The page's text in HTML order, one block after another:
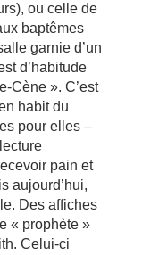
ou celle de
baptêmes
garnie d’un
d’habitude
Cène ». C’est
habit du
pour elles –
pain et
aujourd’hui,
Des affiches
« prophète »
Celui-ci